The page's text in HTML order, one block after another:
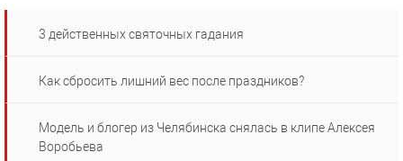
3 действенных святочных гадания
Как сбросить лишний вес после праздников?
Модель и блогер из Челябинска снялась в клипе Алексея
Воробьева